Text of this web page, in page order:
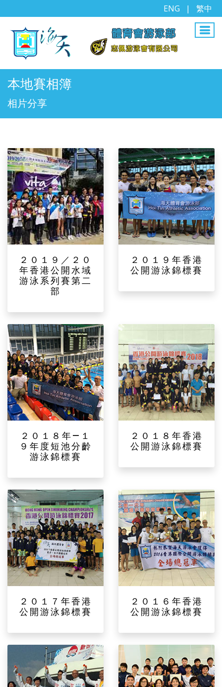
ENG | 繁中
本地賽相簿
相片分享
２０１９／２０
年香港公開水域
游泳系列賽第二
部
２０１９年香港
公開游泳錦標賽
２０１８年—１
９年度短池分齡
游泳錦標賽
２０１８年香港
公開游泳錦標賽
２０１７年香港
公開游泳錦標賽
２０１６年香港
公開游泳錦標賽